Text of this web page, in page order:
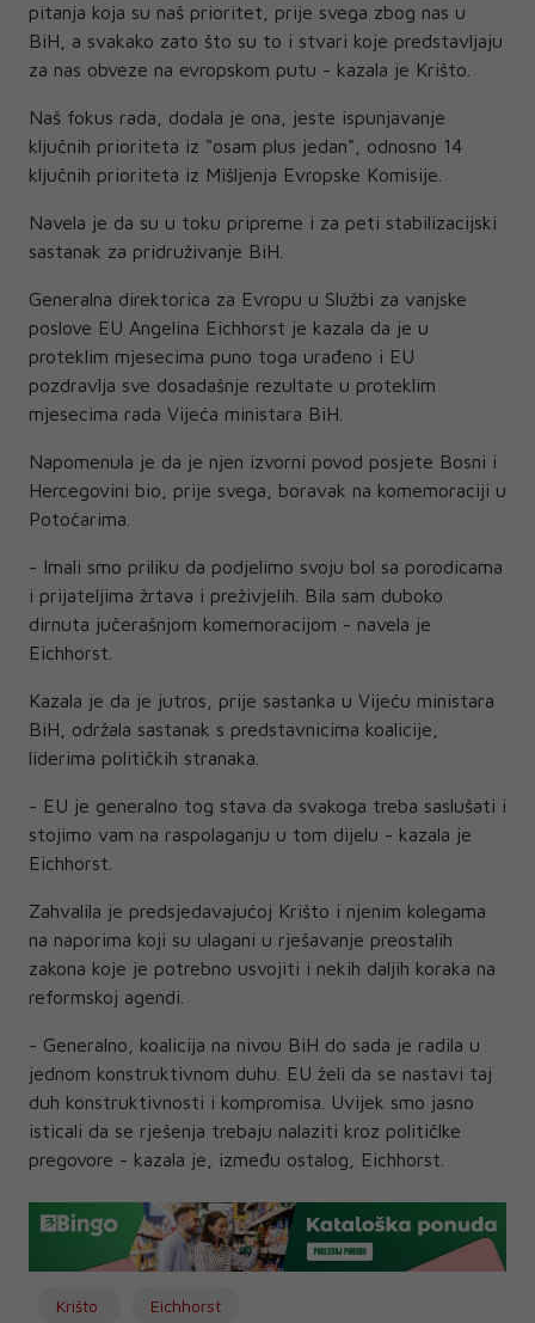
pitanja koja su naš prioritet, prije svega zbog nas u
BiH, a svakako zato što su to i stvari koje predstavljaju
za nas obveze na evropskom putu - kazala je Krišto.
Naš fokus rada, dodala je ona, jeste ispunjavanje
ključnih prioriteta iz "osam plus jedan", odnosno 14
ključnih prioriteta iz Mišljenja Evropske Komisije.
Navela je da su u toku pripreme i za peti stabilizacijski
sastanak za pridruživanje BiH.
Generalna direktorica za Evropu u Službi za vanjske
poslove EU Angelina Eichhorst je kazala da je u
proteklim mjesecima puno toga urađeno i EU
pozdravlja sve dosadašnje rezultate u proteklim
mjesecima rada Vijeća ministara BiH.
Napomenula je da je njen izvorni povod posjete Bosni i
Hercegovini bio, prije svega, boravak na komemoraciji u
Potočarima.
- Imali smo priliku da podjelimo svoju bol sa porodicama
i prijateljima žrtava i preživjelih. Bila sam duboko
dirnuta jučerašnjom komemoracijom - navela je
Eichhorst.
Kazala je da je jutros, prije sastanka u Vijeću ministara
BiH, održala sastanak s predstavnicima koalicije,
liderima političkih stranaka.
- EU je generalno tog stava da svakoga treba saslušati i
stojimo vam na raspolaganju u tom dijelu - kazala je
Eichhorst.
Zahvalila je predsjedavajućoj Krišto i njenim kolegama
na naporima koji su ulagani u rješavanje preostalih
zakona koje je potrebno usvojiti i nekih daljih koraka na
reformskoj agendi.
- Generalno, koalicija na nivou BiH do sada je radila u
jednom konstruktivnom duhu. EU želi da se nastavi taj
duh konstruktivnosti i kompromisa. Uvijek smo jasno
isticali da se rješenja trebaju nalaziti kroz političlke
pregovore - kazala je, između ostalog, Eichhorst.
Krišto Eichhorst